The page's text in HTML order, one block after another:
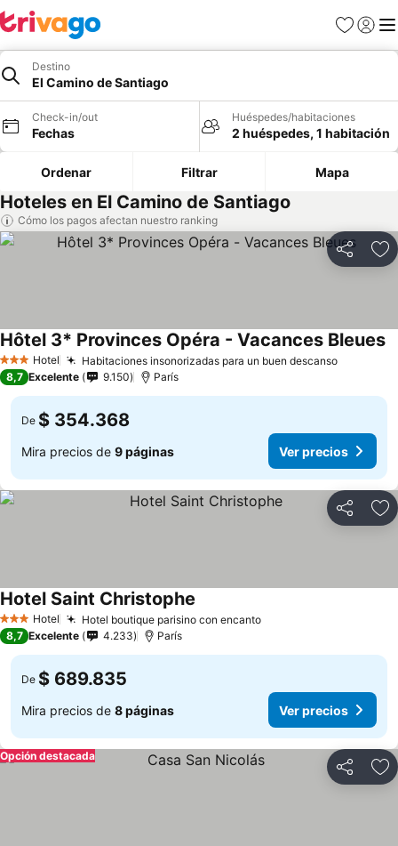
Favoritos
Iniciar
Destino
El Camino de Santiago
Check-in/out
Fechas
Huéspedes/habitaciones
2 huéspedes, 1 habitación
Ordenar Filtrar Mapa
Hoteles en El Camino de Santiago
Cómo los pagos afectan nuestro ranking
Compartir
3 Estrellas
Hotel Habitaciones insonorizadas para un buen descansoVer
Hôtel 3* Provinces Opéra - Vacances Bleues
8,7 Excelente 9.150 París
De $ 354.368
Mira precios de 9 páginas Ver precios
Compartir
3 Estrellas
Hotel Hotel boutique parisino con encantoVer precios
Hotel Saint Christophe
8,7 Excelente 4.233 París
De $ 689.835
Mira precios de 8 páginas Ver precios
Compartir
Opción destacada